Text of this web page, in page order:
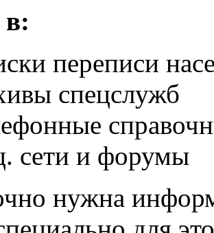
в:
переписи
спецслужб
сети и форумы
нужна